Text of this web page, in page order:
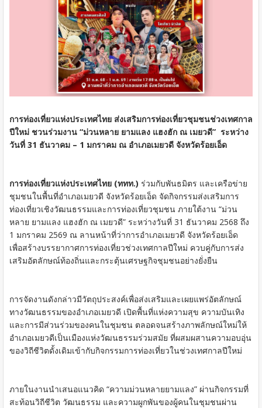
การท่องเที่ยวแห่งประเทศไทย ส่งเสริมการท่องเที่ยวชุมชนช่วงเทศกาล
ปีใหม่​ ชวนร่วมงาน “ม่วนหลาย ยามแลง แฮงฮัก ณ เมยวดี” ระหว่าง
วันที่ 31 ธันวาคม – 1 มกราคม ณ อำเภอเมยวดี จังหวัดร้อยเอ็ด
การท่องเที่ยวแห่งประเทศไทย (ททท.) ร่วมกับพันธมิตร และเครือข่าย
ชุมชนในพื้นที่อำเภอเมยวดี จังหวัดร้อยเอ็ด จัดกิจกรรมส่งเสริมการ
ท่องเที่ยวเชิงวัฒนธรรมและการท่องเที่ยวชุมชน ภายใต้งาน “ม่วน
หลาย ยามแลง แฮงฮัก ณ เมยวดี” ระหว่างวันที่ 31 ธันวาคม 2568 ถึง
1 มกราคม 2569 ณ ลานหน้าที่ว่าการอำเภอเมยวดี จังหวัดร้อยเอ็ด
เพื่อสร้างบรรยากาศการท่องเที่ยวช่วงเทศกาลปีใหม่ ควบคู่กับการส่ง
เสริมอัตลักษณ์ท้องถิ่นและกระตุ้นเศรษฐกิจชุมชนอย่างยั่งยืน
การจัดงานดังกล่าวมีวัตถุประสงค์เพื่อส่งเสริมและเผยแพร่อัตลักษณ์
ทางวัฒนธรรมของอำเภอเมยวดี เปิดพื้นที่แห่งความสุข ความบันเทิง
และการมีส่วนร่วมของคนในชุมชน ตลอดจนสร้างภาพลักษณ์ใหม่ให้
อำเภอเมยวดีเป็นเมืองแห่งวัฒนธรรมร่วมสมัย ที่ผสมผสานความอบอุ่น
ของวิถีชีวิตดั้งเดิมเข้ากับกิจกรรมการท่องเที่ยวในช่วงเทศกาลปีใหม่
ภายในงานนำเสนอแนวคิด “ความม่วนหลายยามแลง” ผ่านกิจกรรมที่
สะท้อนวิถีชีวิต วัฒนธรรม และความผูกพันของผู้คนในชุมชนผ่าน